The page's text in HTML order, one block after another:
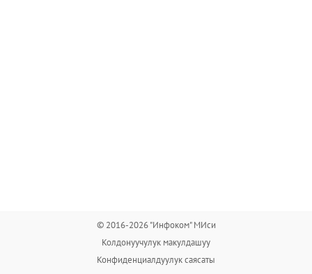
© 2016-2026 "Инфоком" МИси
Колдонуучулук макулдашуу
Конфиденциалдуулук саясаты